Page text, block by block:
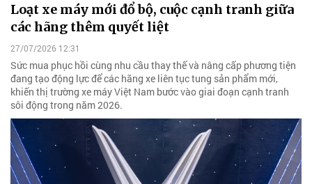
Loạt xe máy mới đổ bộ, cuộc cạnh tranh giữa
các hãng thêm quyết liệt
27/07/2026 12:31
Sức mua phục hồi cùng nhu cầu thay thế và nâng cấp phương tiện
đang tạo động lực để các hãng xe liên tục tung sản phẩm mới,
khiến thị trường xe máy Việt Nam bước vào giai đoạn cạnh tranh
sôi động trong năm 2026.